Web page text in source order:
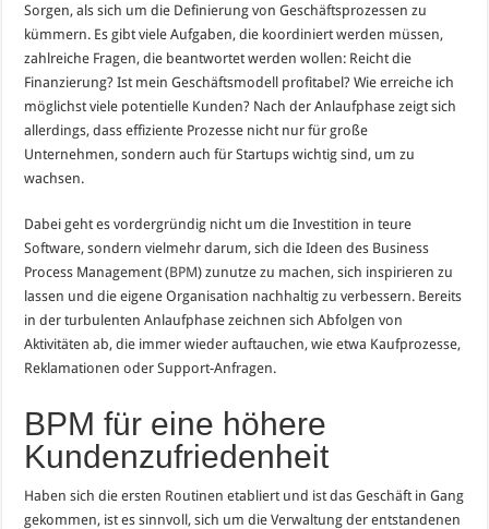
Sorgen, als sich um die Definierung von Geschäftsprozessen zu
kümmern. Es gibt viele Aufgaben, die koordiniert werden müssen,
zahlreiche Fragen, die beantwortet werden wollen: Reicht die
Finanzierung? Ist mein Geschäftsmodell profitabel? Wie erreiche ich
möglichst viele potentielle Kunden? Nach der Anlaufphase zeigt sich
allerdings, dass effiziente Prozesse nicht nur für große
Unternehmen, sondern auch für Startups wichtig sind, um zu
wachsen.
Dabei geht es vordergründig nicht um die Investition in teure
Software, sondern vielmehr darum, sich die Ideen des Business
Process Management (BPM) zunutze zu machen, sich inspirieren zu
lassen und die eigene Organisation nachhaltig zu verbessern. Bereits
in der turbulenten Anlaufphase zeichnen sich Abfolgen von
Aktivitäten ab, die immer wieder auftauchen, wie etwa Kaufprozesse,
Reklamationen oder Support-Anfragen.
BPM für eine höhere
Kundenzufriedenheit
Haben sich die ersten Routinen etabliert und ist das Geschäft in Gang
gekommen, ist es sinnvoll, sich um die Verwaltung der entstandenen